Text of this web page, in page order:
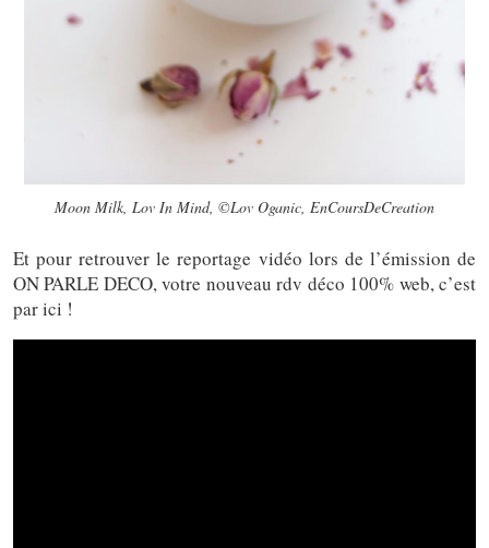
Moon Milk, Lov In Mind, ©Lov Oganic, EnCoursDeCreation
Et pour retrouver le reportage vidéo lors de l’émission de
ON PARLE DECO, votre nouveau rdv déco 100% web, c’est
par ici !